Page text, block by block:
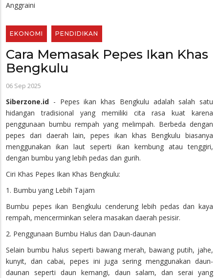
Anggraini
EKONOMI PENDIDIKAN
Cara Memasak Pepes Ikan Khas
Bengkulu
06 Sep 2025
Siberzone.id - Pepes ikan khas Bengkulu adalah salah satu
hidangan tradisional yang memiliki cita rasa kuat karena
penggunaan bumbu rempah yang melimpah. Berbeda dengan
pepes dari daerah lain, pepes ikan khas Bengkulu biasanya
menggunakan ikan laut seperti ikan kembung atau tenggiri,
dengan bumbu yang lebih pedas dan gurih.
Ciri Khas Pepes Ikan Khas Bengkulu:
1. Bumbu yang Lebih Tajam
Bumbu pepes ikan Bengkulu cenderung lebih pedas dan kaya
rempah, mencerminkan selera masakan daerah pesisir.
2. Penggunaan Bumbu Halus dan Daun-daunan
Selain bumbu halus seperti bawang merah, bawang putih, jahe,
kunyit, dan cabai, pepes ini juga sering menggunakan daun-
daunan seperti daun kemangi, daun salam, dan serai yang